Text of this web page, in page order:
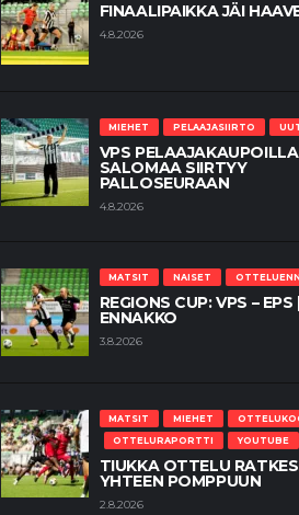
FINAALIPAIKKA JÄI
4.8.2026
MIEHET PELAAJASIIRTO
VPS PELAAJAKAUPOILLA
SALOMAA SIIRTYY
PALLOSEURAAN
4.8.2026
MATSIT NAISET
REGIONS CUP: VPS – EPS
ENNAKKO
3.8.2026
MATSIT MIEHET
OTTELURAPORTTI
YOUTUBE
TIUKKA OTTELU
YHTEEN POMPPUUN
2.8.2026